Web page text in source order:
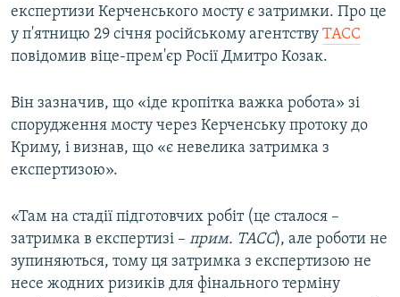
Усі сайти RFE/RL
експертизи Керченського мосту є затримки. Про це
у п'ятницю 29 січня російському агентству ТАСС
повідомив віце-прем'єр Росії Дмитро Козак.
Він зазначив, що «іде кропітка важка робота» зі
спорудження мосту через Керченську протоку до
Криму, і визнав, що «є невелика затримка з
експертизою».
«Там на стадії підготовчих робіт (це сталося –
затримка в експертизі – прим. ТАСС), але роботи не
зупиняються, тому ця затримка з експертизою не
несе жодних ризиків для фінального терміну